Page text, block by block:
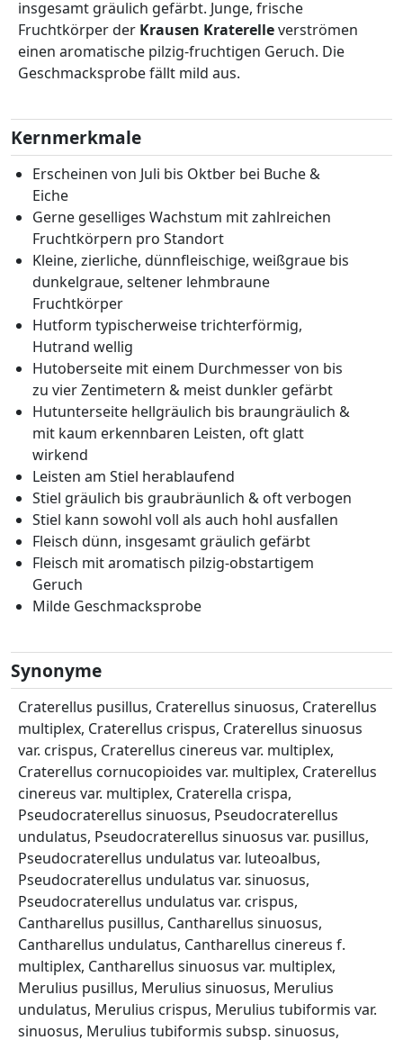
insgesamt gräulich gefärbt. Junge, frische
Fruchtkörper der Krausen Kraterelleverströmen
einen aromatische pilzig-fruchtigen Geruch. Die
Geschmacksprobe fällt mild aus.
Kernmerkmale
Erscheinen von Juli bis Oktber bei Buche &
Eiche
Gerne geselliges Wachstum mit zahlreichen
Fruchtkörpern pro Standort
Kleine, zierliche, dünnfleischige, weißgraue bis
dunkelgraue, seltener lehmbraune
Fruchtkörper
Hutform typischerweise trichterförmig,
Hutrand wellig
Hutoberseite mit einem Durchmesser von bis
zu vier Zentimetern & meist dunkler gefärbt
Hutunterseite hellgräulich bis braungräulich &
mit kaum erkennbaren Leisten, oft glatt
wirkend
Leisten am Stiel herablaufend
Stiel gräulich bis graubräunlich & oft verbogen
Stiel kann sowohl voll als auch hohl ausfallen
Fleisch dünn, insgesamt gräulich gefärbt
Fleisch mit aromatisch pilzig-obstartigem
Geruch
Milde Geschmacksprobe
Synonyme
Craterellus pusillus, Craterellus sinuosus, Craterellus
multiplex, Craterellus crispus, Craterellus sinuosus
var. crispus, Craterellus cinereus var. multiplex,
Craterellus cornucopioides var. multiplex, Craterellus
cinereus var. multiplex, Craterella crispa,
Pseudocraterellus sinuosus, Pseudocraterellus
undulatus, Pseudocraterellus sinuosus var. pusillus,
Pseudocraterellus undulatus var. luteoalbus,
Pseudocraterellus undulatus var. sinuosus,
Pseudocraterellus undulatus var. crispus,
Cantharellus pusillus, Cantharellus sinuosus,
Cantharellus undulatus, Cantharellus cinereus f.
multiplex, Cantharellus sinuosus var. multiplex,
Merulius pusillus, Merulius sinuosus, Merulius
undulatus, Merulius crispus, Merulius tubiformis var.
sinuosus, Merulius tubiformis subsp. sinuosus,